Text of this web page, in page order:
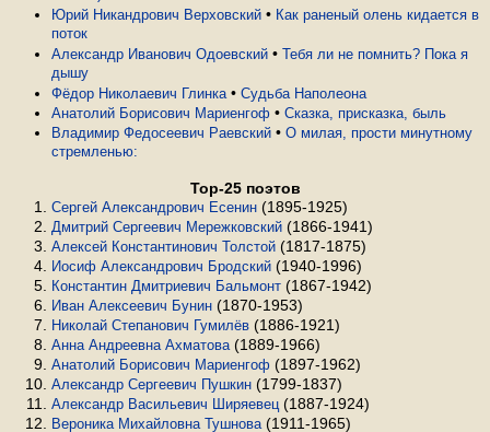
Юрий Никандрович Верховский • Как раненый олень кидается в
поток
Александр Иванович Одоевский • Тебя ли не помнить? Пока я
дышу
Фёдор Николаевич Глинка • Судьба Наполеона
Анатолий Борисович Мариенгоф • Сказка, присказка, быль
Владимир Федосеевич Раевский • О милая, прости минутному
стремленью:
Top-25 поэтов
Сергей Александрович Есенин (1895-1925)
Дмитрий Сергеевич Мережковский (1866-1941)
Алексей Константинович Толстой (1817-1875)
Иосиф Александрович Бродский (1940-1996)
Константин Дмитриевич Бальмонт (1867-1942)
Иван Алексеевич Бунин (1870-1953)
Николай Степанович Гумилёв (1886-1921)
Анна Андреевна Ахматова (1889-1966)
Анатолий Борисович Мариенгоф (1897-1962)
Александр Сергеевич Пушкин (1799-1837)
Александр Васильевич Ширяевец (1887-1924)
Вероника Михайловна Тушнова (1911-1965)